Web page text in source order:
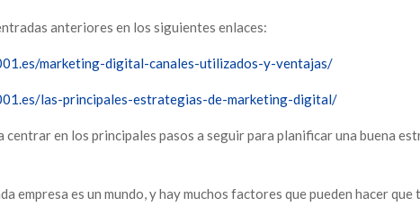
anteriores en los siguientes enlaces:
marketing-digital-canales-utilizados-y-ventajas/
las-principales-estrategias-de-marketing-digital/
centrar en los principales pasos a seguir para planificar una buena
empresa es un mundo, y hay muchos factores que pueden hacer